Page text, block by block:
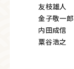
友枝雄人
金子敬一郎
内田成信
粟谷浩之